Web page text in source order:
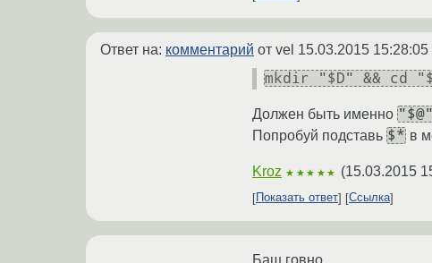
Ответ на: комментарий от vel 15.03.2015 15:28:05
mkdir "$D" && cd
Должен быть именно "$@"
Попробуй подставь $* в
Kroz ★★★★★ (15.03.2015
Показать ответ Ссылка
Баш говно